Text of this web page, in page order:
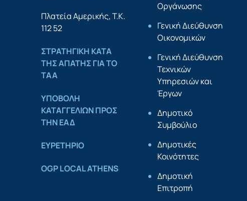
Πλατεία Αμερικής, Τ.Κ.
112 52
ΣΤΡΑΤΗΓΙΚΗ ΚΑΤΑ
ΤΗΣ ΑΠΑΤΗΣ ΓΙΑ ΤΟ
ΤΑΑ
YΠΟΒΟΛΗ
ΚΑΤΑΓΓΕΛΙΩΝ ΠΡΟΣ
ΤΗΝ ΕΑΔ
ΕΥΡΕΤΗΡΙΟ
OGP LOCAL ATHENS
Οργάνωσης
Γενική Διεύθυνση
Οικονομικών
Γενική Διεύθυνση
Τεχνικών
Υπηρεσιών και
Έργων
Δημοτικό
Συμβούλιο
Δημοτικές
Κοινότητες
Δημοτική
Επιτροπή